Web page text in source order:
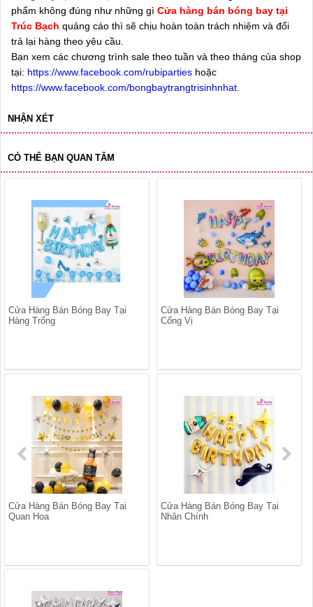
phẩm không đúng như những gì Cửa hàng bán bóng bay tại
Trúc Bạch quảng cáo thì sẽ chịu hoàn toàn trách nhiệm và đổi
trả lại hàng theo yêu cầu.
Bạn xem các chương trình sale theo tuần và theo tháng của shop
tại: https://www.facebook.com/rubiparties hoặc
https://www.facebook.com/bongbaytrangtrisinhnhat
NHẬN XÉT
CÓ THỂ BẠN QUAN TÂM
Cửa Hàng Bán Bóng Bay Tại
Hàng Trống
Cửa Hàng Bán Bóng Bay Tại
Cống Vị
Cửa Hàng Bán Bóng Bay Tại
Quan Hoa
Cửa Hàng Bán Bóng Bay Tại
Nhân Chính